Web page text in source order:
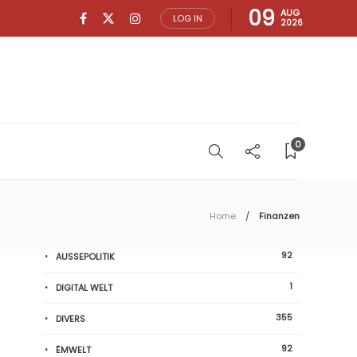
LOG IN 09 AUG
2026
0
Home Finanzen
AUSSEPOLITIK 92
DIGITAL WELT 1
DIVERS 355
ËMWELT 92